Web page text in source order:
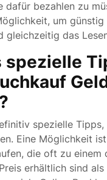
dafür bezahlen zu
um günstig
gleichzeitig das
spezielle
spezielle Tipps,
Eine Möglichkeit
die oft zu einem
erhältlich sind als